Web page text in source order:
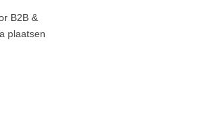
B2B &
plaatsen